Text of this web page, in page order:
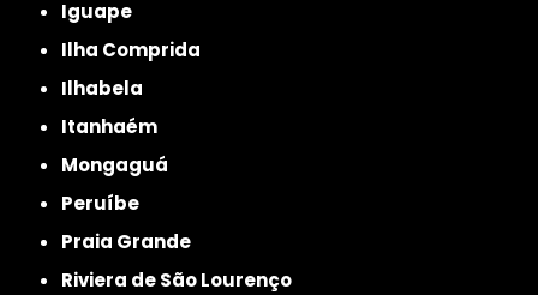
Iguape
Ilha Comprida
Ilhabela
Itanhaém
Mongaguá
Peruíbe
Praia Grande
Riviera de São Lourenço